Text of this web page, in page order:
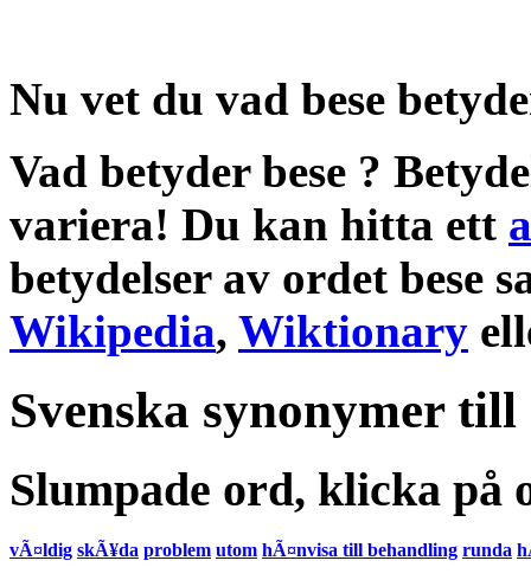
Nu vet du vad bese
Vad betyder bese ?
variera! Du kan hitta ett
betydelserav ordet bese
Wikipedia, Wiktionary
Svenska synonymer
Slumpade ord, klicka på
vÃ¤ldig skÃ¥da problem utom hÃ¤nvisa till behandling runda